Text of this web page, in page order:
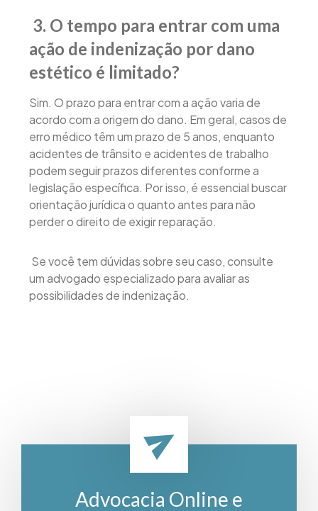
3. O tempo para entrar com uma
ação de indenização por dano
estético é limitado?
Sim. O prazo para entrar com a ação varia de
acordo com a origem do dano. Em geral, casos de
erro médico têm um prazo de 5 anos, enquanto
acidentes de trânsito e acidentes de trabalho
podem seguir prazos diferentes conforme a
legislação específica. Por isso, é essencial buscar
orientação jurídica o quanto antes para não
perder o direito de exigir reparação.
Se você tem dúvidas sobre seu caso, consulte
um advogado especializado para avaliar as
possibilidades de indenização.
Advocacia Online e